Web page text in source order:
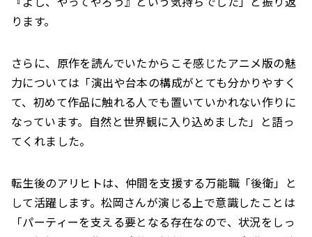
ります。
さらに、原作を読んでいたからこそ感じたアニメ版の魅
力については「演出や台本の構成がとても分かりやすく
て、初めて作品に触れる人でも置いていかれない作りに
なっています。自然と世界観に入り込めました」と語っ
てくれました。
転生後のアリヒトは、仲間を支援する万能職「後衛」と
して活躍します。松岡さんが演じる上で意識したことは
「パーティーを支える要となる存在なので、状況をしっ